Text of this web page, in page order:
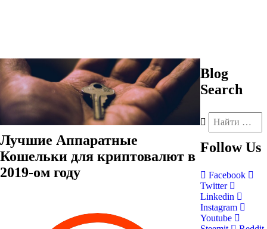
Лучшие Аппаратные
Кошельки для криптовалют в
2019-ом году
Blog
Search
Follow Us
Facebook
Twitter
Linkedin
Instagram
Youtube